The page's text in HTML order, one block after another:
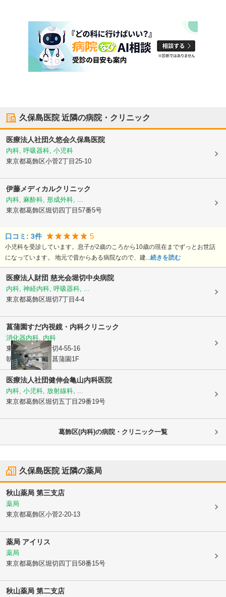
久保島医院近隣の病院・クリニック
医療法人社団久悠会久保島医院
内科, 呼吸器科, 小児科
東京都葛飾区小菅2丁目25-10
伊藤メディカルクリニック
内科, 麻酔科, 形成外科, ...
東京都葛飾区堀切四丁目57番5号
口コミ: 3件 5
小児科を受診しています。息子が2歳のころから10歳の現在までずっとお世話
になっています。 地元で昔からある病院なので、建...続きを読む
医療法人財団 慈光会堀切中央病院
内科, 神経内科, 呼吸器科, ...
東京都葛飾区堀切7丁目4-4
菖蒲園すだ内視鏡・内科クリニック
消化器内科, 内科
東京都葛飾区堀切4-55-16
朝日プラザ堀切菖蒲園1F
医療法人社団健伸会亀山内科医院
内科, 小児科, 放射線科, ...
東京都葛飾区堀切五丁目29番19号
葛飾区(内科)の病院・クリニック一覧
久保島医院近隣の薬局
秋山薬局 第三支店
薬局
東京都葛飾区小菅2-20-13
薬局 アイリス
薬局
東京都葛飾区堀切四丁目58番15号
秋山薬局 第二支店